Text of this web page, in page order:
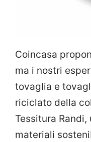
Coincasa
ma i nostri
tovaglia e
riciclato della
Tessitura
materiali